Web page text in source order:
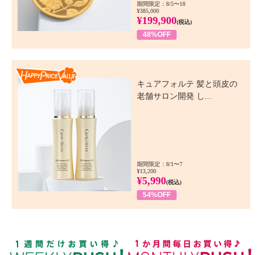
期間限定：8/5〜18
¥385,000
¥199,900(税込)
48%OFF
キュアフォルテ 髪と頭皮の
老舗サロン開発 し...
期間限定：8/1〜7
¥13,200
¥5,990(税込)
54%OFF